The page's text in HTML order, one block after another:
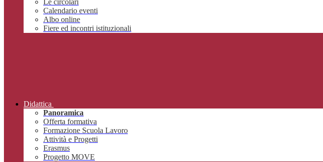
Le circolari
Calendario eventi
Albo online
Fiere ed incontri istituzionali
Didattica
Panoramica
Offerta formativa
Formazione Scuola Lavoro
Attività e Progetti
Erasmus
Progetto MOVE